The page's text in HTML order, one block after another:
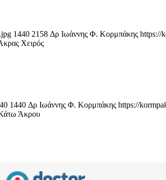
1440 2158 Δρ Ιωάννης Φ. Κορμπάκης https://
Χειρός
1440 Δρ Ιωάννης Φ. Κορμπάκης https://
Άκρου